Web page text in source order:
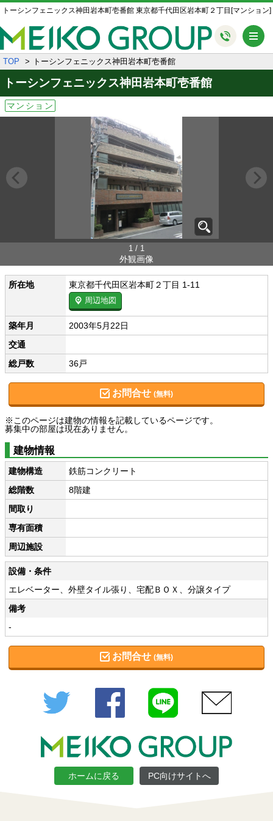
トーシンフェニックス神田岩本町壱番館 東京都千代田区岩本町２丁目[マンション]
TOP トーシンフェニックス神田岩本町壱番館
トーシンフェニックス神田岩本町壱番館
マンション
1 / 1
外観画像
所在地 東京都千代田区岩本町２丁目 1-11
周辺地図
築年月
2003年5月22日
交通
総戸数
36戸
お問合せ (無料)
※このページは建物の情報を記載しているページです。
募集中の部屋は現在ありません。
建物情報
建物構造
鉄筋コンクリート
総階数
8階建
間取り
専有面積
周辺施設
設備・条件
エレベーター、外壁タイル張り、宅配ＢＯＸ、分譲タイプ
備考
-
お問合せ (無料)
Twitter Facebook
ホームに戻る PC向けサイトへ